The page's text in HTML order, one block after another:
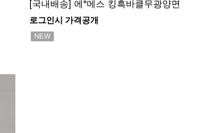
[국내배송] 에*메스 킹흑바클무광양면
로그인시 가격공개
NEW